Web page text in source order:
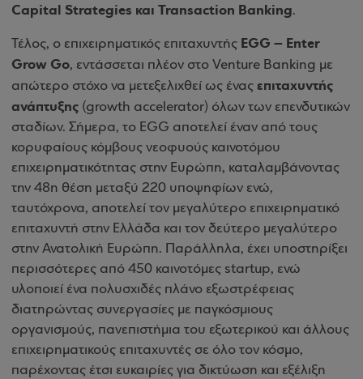
Capital Strategies και Transaction Banking.
Τέλος, ο επιχειρηματικός επιταχυντής EGG – Enter
Grow Go, εντάσσεται πλέον στο Venture Banking με
απώτερο στόχο να μετεξελιχθεί ως ένας επιταχυντής
ανάπτυξης (growth accelerator) όλων των επενδυτικών
σταδίων. Σήμερα, το EGG αποτελεί έναν από τους
κορυφαίους κόμβους νεοφυούς καινοτόμου
επιχειρηματικότητας στην Ευρώπη, καταλαμβάνοντας
την 48η θέση μεταξύ 220 υποψηφίων ενώ,
ταυτόχρονα, αποτελεί τον μεγαλύτερο επιχειρηματικό
επιταχυντή στην Ελλάδα και τον δεύτερο μεγαλύτερο
στην Ανατολική Ευρώπη. Παράλληλα, έχει υποστηρίξει
περισσότερες από 450 καινοτόμες startup, ενώ
υλοποιεί ένα πολυσχιδές πλάνο εξωστρέφειας
διατηρώντας συνεργασίες με παγκόσμιους
οργανισμούς, πανεπιστήμια του εξωτερικού και άλλους
επιχειρηματικούς επιταχυντές σε όλο τον κόσμο,
παρέχοντας έτσι ευκαιρίες για δικτύωση και εξέλιξη